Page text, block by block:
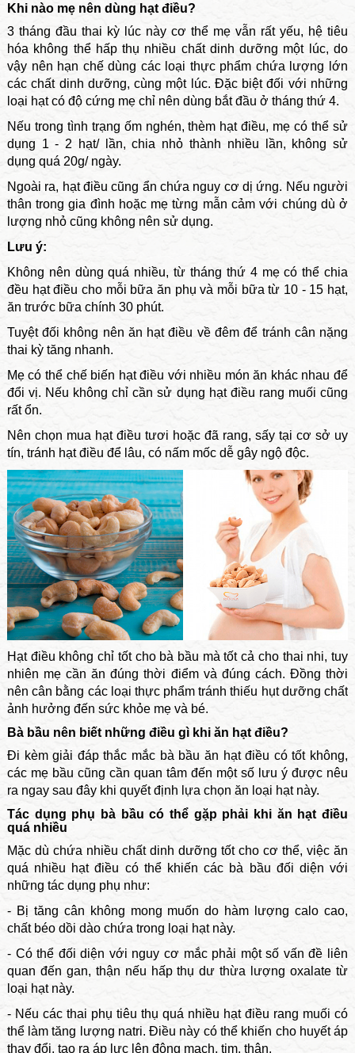
Khi nào mẹ nên dùng hạt điều?
3 tháng đầu thai kỳ lúc này cơ thể mẹ vẫn rất yếu, hệ tiêu
hóa không thể hấp thụ nhiều chất dinh dưỡng một lúc, do
vậy nên hạn chế dùng các loại thực phẩm chứa lượng lớn
các chất dinh dưỡng, cùng một lúc. Đặc biệt đối với những
loại hạt có độ cứng mẹ chỉ nên dùng bắt đầu ở tháng thứ 4.
Nếu trong tình trạng ốm nghén, thèm hạt điều, mẹ có thể sử
dụng 1 - 2 hạt/ lần, chia nhỏ thành nhiều lần, không sử
dụng quá 20g/ ngày.
Ngoài ra, hạt điều cũng ẩn chứa nguy cơ dị ứng. Nếu người
thân trong gia đình hoặc mẹ từng mẫn cảm với chúng dù ở
lượng nhỏ cũng không nên sử dụng.
Lưu ý:
Không nên dùng quá nhiều, từ tháng thứ 4 mẹ có thể chia
đều hạt điều cho mỗi bữa ăn phụ và mỗi bữa từ 10 - 15 hạt,
ăn trước bữa chính 30 phút.
Tuyệt đối không nên ăn hạt điều về đêm để tránh cân nặng
thai kỳ tăng nhanh.
Mẹ có thể chế biến hạt điều với nhiều món ăn khác nhau để
đổi vị. Nếu không chỉ cần sử dụng hạt điều rang muối cũng
rất ổn.
Nên chọn mua hạt điều tươi hoặc đã rang, sấy tại cơ sở uy
tín, tránh hạt điều để lâu, có nấm mốc dễ gây ngộ độc.
Hạt điều không chỉ tốt cho bà bầu mà tốt cả cho thai nhi, tuy
nhiên mẹ cần ăn đúng thời điểm và đúng cách. Đồng thời
nên cân bằng các loại thực phẩm tránh thiếu hụt dưỡng chất
ảnh hưởng đến sức khỏe mẹ và bé.
Bà bầu nên biết những điều gì khi ăn hạt điều?
Đi kèm giải đáp thắc mắc bà bầu ăn hạt điều có tốt không,
các mẹ bầu cũng cần quan tâm đến một số lưu ý được nêu
ra ngay sau đây khi quyết định lựa chọn ăn loại hạt này.
Tác dụng phụ bà bầu có thể gặp phải khi ăn hạt điều
quá nhiều
Mặc dù chứa nhiều chất dinh dưỡng tốt cho cơ thể, việc ăn
quá nhiều hạt điều có thể khiến các bà bầu đối diện với
những tác dụng phụ như:
- Bị tăng cân không mong muốn do hàm lượng calo cao,
chất béo dồi dào chứa trong loại hạt này.
- Có thể đối diện với nguy cơ mắc phải một số vấn đề liên
quan đến gan, thận nếu hấp thụ dư thừa lượng oxalate từ
loại hạt này.
- Nếu các thai phụ tiêu thụ quá nhiều hạt điều rang muối có
thể làm tăng lượng natri. Điều này có thể khiến cho huyết áp
thay đổi, tạo ra áp lực lên động mạch, tim, thận.